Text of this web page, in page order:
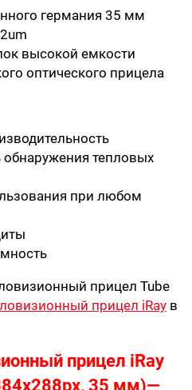
германия 35 мм
высокой емкости
оптического прицела
тепловых
при любом
прицел Tube
прицел iRay в
прицел iRay
35 мм)—